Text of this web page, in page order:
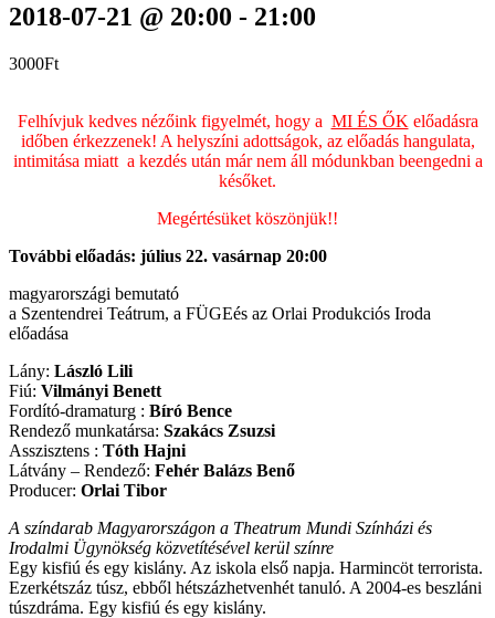
2018-07-21 @ 20:00 - 21:00
3000Ft
Felhívjuk kedves nézőink figyelmét, hogy a MI ÉS ŐK előadásra
időben érkezzenek! A helyszíni adottságok, az előadás hangulata,
intimitása miatt a kezdés után már nem áll módunkban beengedni a
későket.
Megértésüket köszönjük!!
További előadás: július 22. vasárnap 20:00
magyarországi bemutató
a Szentendrei Teátrum, a FÜGEés az Orlai Produkciós Iroda
előadása
Lány: László Lili
Fiú: Vilmányi Benett
Fordító-dramaturg : Bíró Bence
Rendező munkatársa: Szakács Zsuzsi
Asszisztens : Tóth Hajni
Látvány – Rendező: Fehér Balázs Benő
Producer: Orlai Tibor
A színdarab Magyarországon a Theatrum Mundi Színházi és
Irodalmi Ügynökség közvetítésével kerül színre
Egy kisfiú és egy kislány. Az iskola első napja. Harmincöt terrorista.
Ezerkétszáz túsz, ebből hétszázhetvenhét tanuló. A 2004-es beszláni
túszdráma. Egy kisfiú és egy kislány.